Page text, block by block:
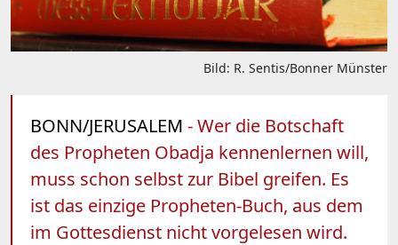
Bild: R. Sentis/Bonner Münster
BONN/JERUSALEM - Wer die Botschaft
des Propheten Obadja kennenlernen will,
muss schon selbst zur Bibel greifen. Es
ist das einzige Propheten-Buch, aus dem
im Gottesdienst nicht vorgelesen wird.